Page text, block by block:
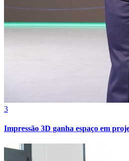
Atlético-MG
3
Impressão 3D ganha espaço em